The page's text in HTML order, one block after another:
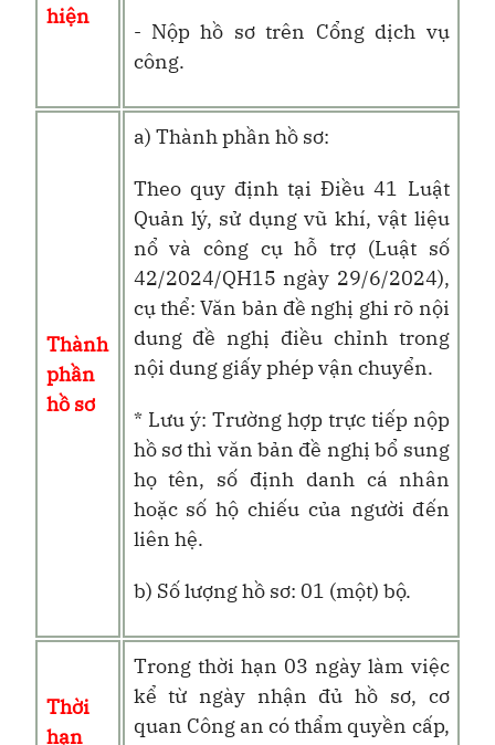
hiện
- Nộp hồ sơ trên Cổng dịch vụ
công.
Thành
phần
hồ sơ
a) Thành phần hồ sơ:
Theo quy định tại Điều 41 Luật
Quản lý, sử dụng vũ khí, vật liệu
nổ và công cụ hỗ trợ (Luật số
42/2024/QH15 ngày 29/6/2024),
cụ thể: Văn bản đề nghị ghi rõ nội
dung đề nghị điều chỉnh trong
nội dung giấy phép vận chuyển.
* Lưu ý: Trường hợp trực tiếp nộp
hồ sơ thì văn bản đề nghị bổ sung
họ tên, số định danh cá nhân
hoặc số hộ chiếu của người đến
liên hệ.
b) Số lượng hồ sơ: 01 (một) bộ.
Thời
hạn
Trong thời hạn 03 ngày làm việc
kể từ ngày nhận đủ hồ sơ, cơ
quan Công an có thẩm quyền cấp,